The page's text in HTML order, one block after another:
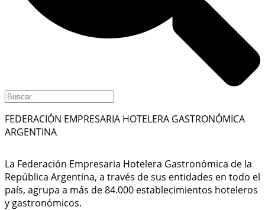
FEDERACIÓN EMPRESARIA HOTELERA GASTRONÓMICA
ARGENTINA
La Federación Empresaria Hotelera Gastronómica de la
República Argentina, a través de sus entidades en todo el
país, agrupa a más de 84.000 establecimientos hoteleros
y gastronómicos.